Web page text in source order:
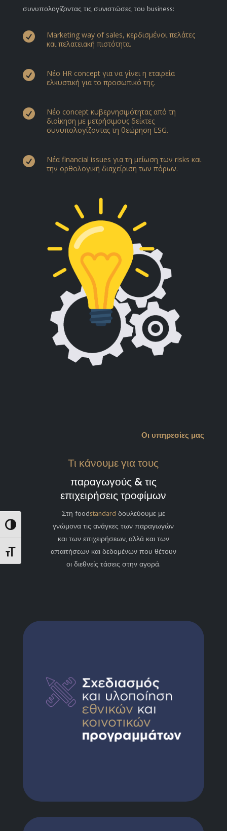
Εναλλαγή Υψηλής Αντίθεσης
Εναλλαγή Μεγέθους Γραμμάτων
συνυπολογίζοντας τις συνιστώσες του business:

Μarketing way of sales, κερδισμένοι πελάτες
και πελατειακή πιστότητα.

Νέο HR concept για να γίνει η εταιρεία
ελκυστική για το προσωπικό της.

Νέο concept κυβερνησιμότητας από τη
διοίκηση με μετρήσιμους δείκτες
συνυπολογίζοντας τη θεώρηση ΕSG.

Νέα financial issues για τη μείωση των risks και
την ορθολογική διαχείριση των πόρων.
Οι υπηρεσίες μας
Τι κάνουμε για τους
παραγωγούς & τις
επιχειρήσεις τροφίμων
Στη foodstandard δουλεύουμε με
γνώμονα τις ανάγκες των παραγωγών
και των επιχειρήσεων, αλλά και των
απαιτήσεων και δεδομένων που θέτουν
οι διεθνείς τάσεις στην αγορά.